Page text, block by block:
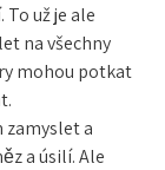
už je ale
na všechny
mohou potkat
zamyslet a
a úsilí. Ale